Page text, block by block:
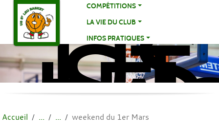
COMPÉTITIONS
LA VIE DU CLUB
INFOS PRATIQUES
US
ST
Accueil weekend du 1er Mars
Panneau de gestion des cookies